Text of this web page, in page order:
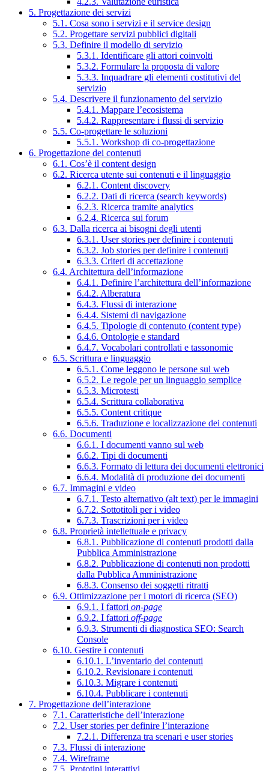
5. Progettazione dei servizi
5.1. Cosa sono i servizi e il service design
5.2. Progettare servizi pubblici digitali
5.3. Definire il modello di servizio
5.3.1. Identificare gli attori coinvolti
5.3.2. Formulare la proposta di valore
5.3.3. Inquadrare gli elementi costitutivi del
servizio
5.4. Descrivere il funzionamento del servizio
5.4.1. Mappare l’ecosistema
5.4.2. Rappresentare i flussi di servizio
5.5. Co-progettare le soluzioni
5.5.1. Workshop di co-progettazione
6. Progettazione dei contenuti
6.1. Cos’è il content design
6.2. Ricerca utente sui contenuti e il linguaggio
6.2.1. Content discovery
6.2.2. Dati di ricerca (search keywords)
6.2.3. Ricerca tramite analytics
6.2.4. Ricerca sui forum
6.3. Dalla ricerca ai bisogni degli utenti
6.3.1. User stories per definire i contenuti
6.3.2. Job stories per definire i contenuti
6.3.3. Criteri di accettazione
6.4. Architettura dell’informazione
6.4.1. Definire l’architettura dell’informazione
6.4.2. Alberatura
6.4.3. Flussi di interazione
6.4.4. Sistemi di navigazione
6.4.5. Tipologie di contenuto (content type)
6.4.6. Ontologie e standard
6.4.7. Vocabolari controllati e tassonomie
6.5. Scrittura e linguaggio
6.5.1. Come leggono le persone sul web
6.5.2. Le regole per un linguaggio semplice
6.5.3. Microtesti
6.5.4. Scrittura collaborativa
6.5.5. Content critique
6.5.6. Traduzione e localizzazione dei contenuti
6.6. Documenti
6.6.1. I documenti vanno sul web
6.6.2. Tipi di documenti
6.6.3. Formato di lettura dei documenti elettronici
6.6.4. Modalità di produzione dei documenti
6.7. Immagini e video
6.7.1. Testo alternativo (alt text) per le immagini
6.7.2. Sottotitoli per i video
6.7.3. Trascrizioni per i video
6.8. Proprietà intellettuale e privacy
6.8.1. Pubblicazione di contenuti prodotti dalla
Pubblica Amministrazione
6.8.2. Pubblicazione di contenuti non prodotti
dalla Pubblica Amministrazione
6.8.3. Consenso dei soggetti ritratti
6.9. Ottimizzazione per i motori di ricerca (SEO)
6.9.1. I fattori on-page
6.9.2. I fattori off-page
6.9.3. Strumenti di diagnostica SEO: Search
Console
6.10. Gestire i contenuti
6.10.1. L’inventario dei contenuti
6.10.2. Revisionare i contenuti
6.10.3. Migrare i contenuti
6.10.4. Pubblicare i contenuti
7. Progettazione dell’interazione
7.1. Caratteristiche dell’interazione
7.2. User stories per definire l’interazione
7.2.1. Differenza tra scenari e user stories
7.3. Flussi di interazione
7.4. Wireframe
7.5. Prototipi interattivi